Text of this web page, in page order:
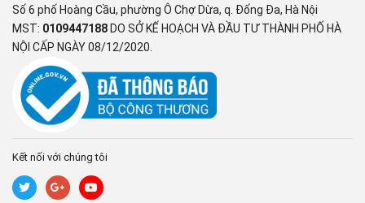
Số 6 phố Hoàng Cầu, phường Ô Chợ Dừa, q. Đống Đa, Hà Nội
MST: 0109447188 DO SỞ KẾ HOẠCH VÀ ĐẦU TƯ THÀNH PHỐ HÀ
NỘI CẤP NGÀY 08/12/2020.
Kết nối với chúng tôi